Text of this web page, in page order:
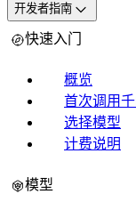
开发者指南
快速入门
概览
首次调用
选择模型
计费说明
模型